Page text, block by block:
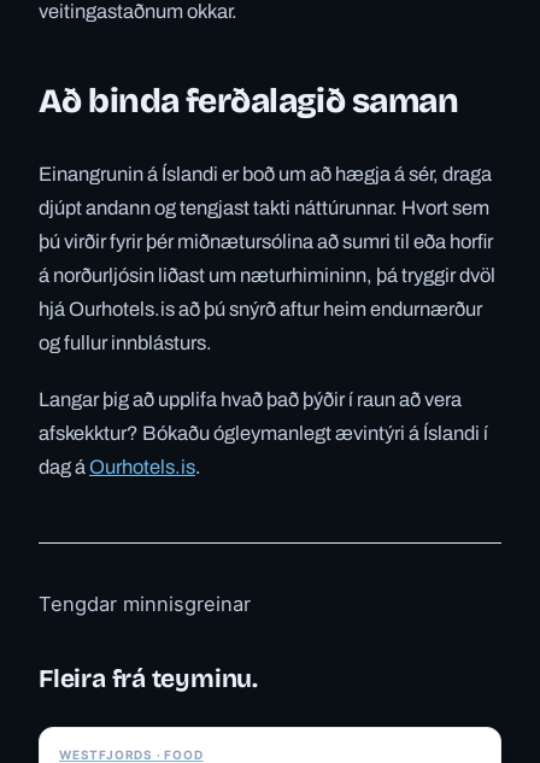
veitingastaðnum okkar.
Að binda ferðalagið saman
Einangrunin á Íslandi er boð um að hægja á sér, draga
djúpt andann og tengjast takti náttúrunnar. Hvort sem
þú virðir fyrir þér miðnætursólina að sumri til eða horfir
á norðurljósin liðast um næturhimininn, þá tryggir dvöl
hjá Ourhotels.is að þú snýrð aftur heim endurnærður
og fullur innblásturs.
Langar þig að upplifa hvað það þýðir í raun að vera
afskekktur? Bókaðu ógleymanlegt ævintýri á Íslandi í
dag á Ourhotels.is.
Tengdar minnisgreinar
Fleira frá teyminu.
WESTFJORDS · FOOD